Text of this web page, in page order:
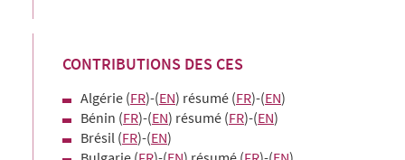
CONTRIBUTIONS DES CES
Algérie (FR)-(EN) résumé (FR)-(EN)
Bénin (FR)-(EN) résumé (FR)-(EN)
Brésil (FR)-(EN)